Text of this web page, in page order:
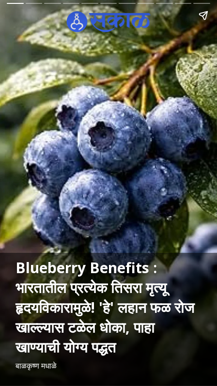
Blueberry Benefits :
भारतातील प्रत्येक तिसरा मृत्यू
हृदयविकारामुळे! 'हे' लहान फळ रोज
खाल्ल्यास टळेल धोका, पाहा
खाण्याची योग्य पद्धत
बाळकृष्ण मधाळे